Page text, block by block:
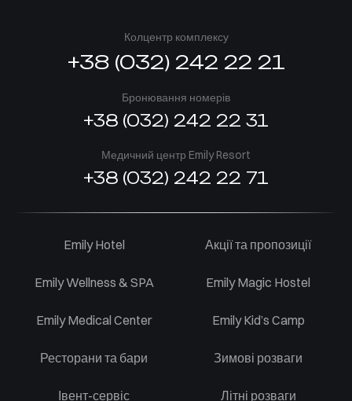
Колцентр комплексу
+38 (032) 242 22 21
Бронювання номерів
+38 (032) 242 22 31
Медичний центр Emily Resort
+38 (032) 242 22 71
Emily Hotel
Emily Wellness & SPA
Emily Medical Center
Ресторани та бари
Івент-сервіс
Акції та пропозиції
Emily Magic Hostel
Emily Kid’s Camp
Зимові розваги
Літні розваги